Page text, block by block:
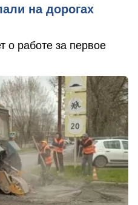
на дорогах
о работе за первое